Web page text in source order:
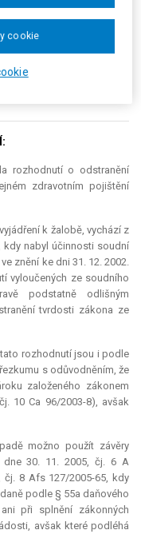
nebo penále.
tvrdosti vyloučeno
rozhodnutí o odstranění
zdravotním pojištění
k žalobě, vychází z
kdy nabyl účinnosti soudní
znění ke dni 31. 12. 2002.
vyloučených ze soudního
podstatně odlišným
tvrdosti zákona ze
rozhodnutí jsou i podle
s odůvodněním, že
založeného zákonem
10 Ca 96/2003-8), avšak
možno použít závěry
dne 30. 11. 2005, čj. 6 A
čj. 8 Afs 127/2005-65, kdy
podle § 55a daňového
při splnění zákonných
avšak které podléhá
cookie